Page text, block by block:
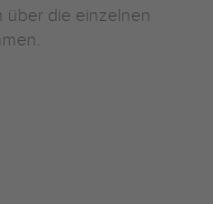
über die einzelnen